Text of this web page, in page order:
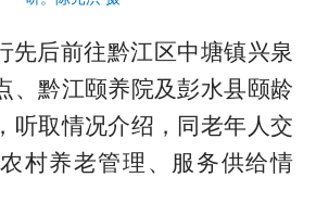
先后前往黔江区中塘镇兴泉
、黔江颐养院及彭水县颐龄
听取情况介绍，同老年人交
村养老管理、服务供给情